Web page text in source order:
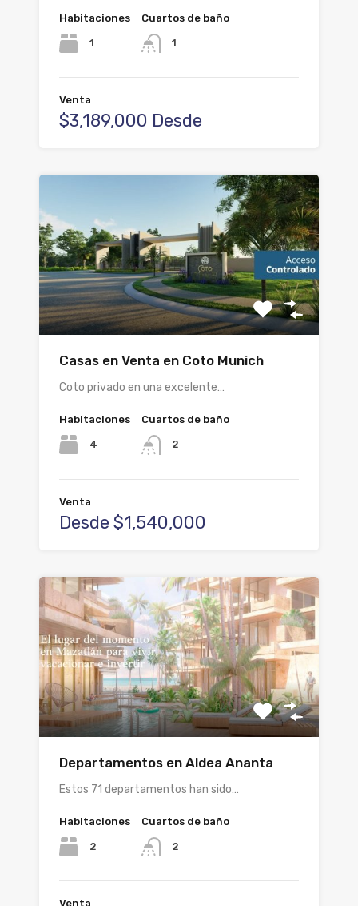
Habitaciones
1
Cuartos de baño
1
Venta
$3,189,000 Desde
Casas en Venta en Coto Munich
Coto privado en una excelente…
Habitaciones
4
Cuartos de baño
2
Venta
Desde $1,540,000
Departamentos en Aldea Ananta
Estos 71 departamentos han sido…
Habitaciones
2
Cuartos de baño
2
Venta